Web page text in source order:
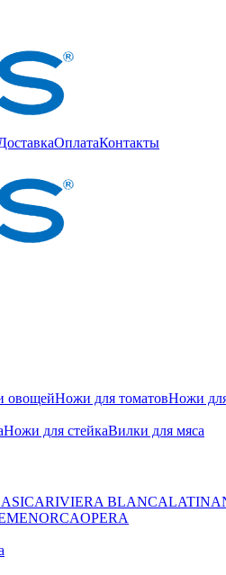
ОплатаКонтакты
овощейНожи для томатовНожи
Ножи для стейкаВилки для мяса
RIVIERA BLANCALATINA
MENORCAOPERA